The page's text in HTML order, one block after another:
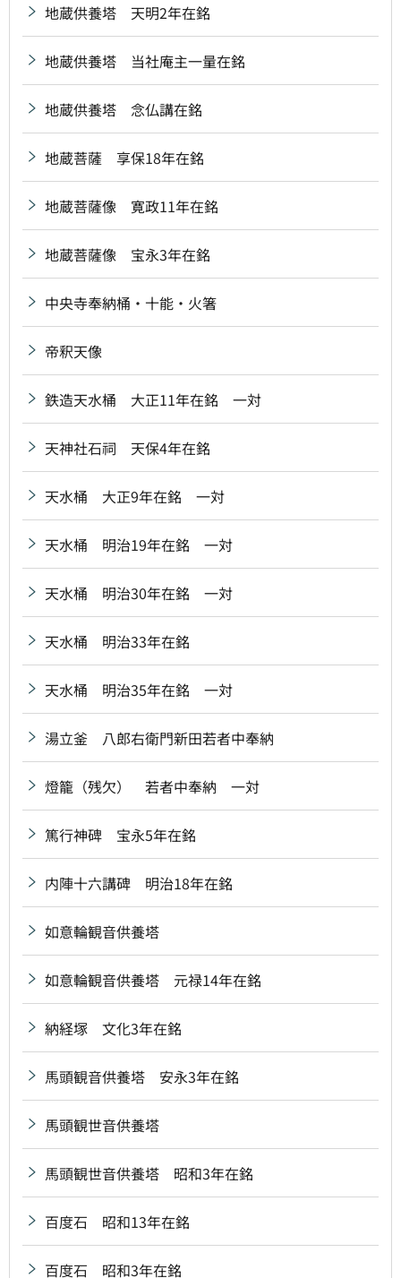
地蔵供養塔 天明2年在銘
地蔵供養塔 当社庵主一量在銘
地蔵供養塔 念仏講在銘
地蔵菩薩 享保18年在銘
地蔵菩薩像 寛政11年在銘
地蔵菩薩像 宝永3年在銘
中央寺奉納桶・十能・火箸
帝釈天像
鉄造天水桶 大正11年在銘 一対
天神社石祠 天保4年在銘
天水桶 大正9年在銘 一対
天水桶 明治19年在銘 一対
天水桶 明治30年在銘 一対
天水桶 明治33年在銘
天水桶 明治35年在銘 一対
湯立釜 八郎右衛門新田若者中奉納
燈籠（残欠） 若者中奉納 一対
篤行神碑 宝永5年在銘
内陣十六講碑 明治18年在銘
如意輪観音供養塔
如意輪観音供養塔 元禄14年在銘
納経塚 文化3年在銘
馬頭観音供養塔 安永3年在銘
馬頭観世音供養塔
馬頭観世音供養塔 昭和3年在銘
百度石 昭和13年在銘
百度石 昭和3年在銘